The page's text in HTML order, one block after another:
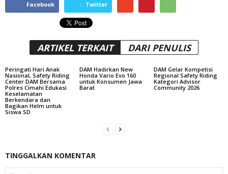
Facebook Twitter
ARTIKEL TERKAIT DARI PENULIS
Peringati Hari Anak
Nasional, Safety Riding
Center DAM Bersama
Polres Cimahi Edukasi
Keselamatan
Berkendara dan
Bagikan Helm untuk
Siswa SD
DAM Hadirkan New
Honda Vario Evo 160
untuk Konsumen Jawa
Barat
DAM Gelar Kompetisi
Regional Safety Riding
Kategori Advisor
Community 2026
TINGGALKAN KOMENTAR